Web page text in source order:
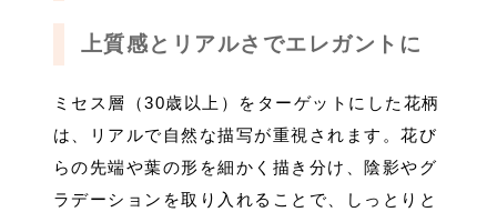
上質感とリアルさでエレガントに
ミセス層（30歳以上）をターゲットにした花柄
は、リアルで自然な描写が重視されます。花び
らの先端や葉の形を細かく描き分け、陰影やグ
ラデーションを取り入れることで、しっとりと